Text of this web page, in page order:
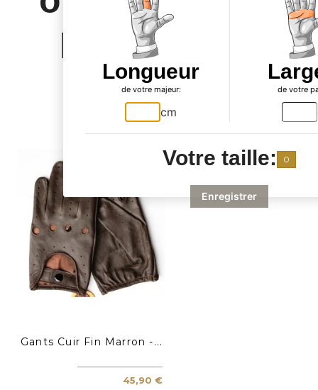
produit ont
également
acheté...
Gants Cuir Fin Marron -...
45,90 €
Longueur
de votre majeur:
cm
de votre
Votre taille: 0
Enregistrer